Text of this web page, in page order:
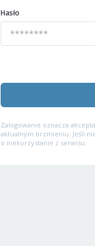
Hasło
Zalogowanie oznacza
aktualnym brzmieniu. Jeśli
o niekorzystanie z serwisu.